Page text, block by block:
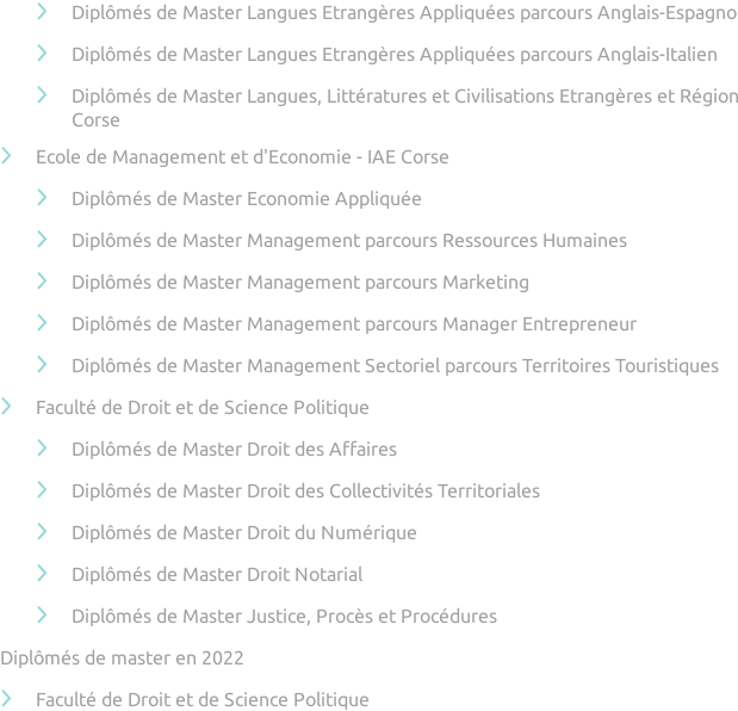
Diplômés de Master Langues Etrangères Appliquées parcours Anglais-
Diplômés de Master Langues Etrangères Appliquées parcours Anglais-Italien
Diplômés de Master Langues, Littératures et Civilisations Etrangères et
Corse
Ecole de Management et d'Economie - IAE Corse
Diplômés de Master Economie Appliquée
Diplômés de Master Management parcours Ressources Humaines
Diplômés de Master Management parcours Marketing
Diplômés de Master Management parcours Manager Entrepreneur
Diplômés de Master Management Sectoriel parcours Territoires Touristiques
Faculté de Droit et de Science Politique
Diplômés de Master Droit des Affaires
Diplômés de Master Droit des Collectivités Territoriales
Diplômés de Master Droit du Numérique
Diplômés de Master Droit Notarial
Diplômés de Master Justice, Procès et Procédures
Diplômés de master en 2022
Faculté de Droit et de Science Politique